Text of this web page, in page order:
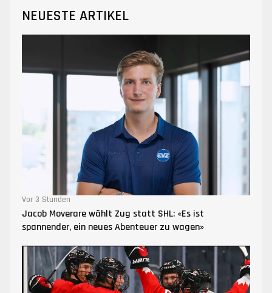
NEUESTE ARTIKEL
Vor 3 Stunden
Jacob Moverare wählt Zug statt SHL: «Es ist
spannender, ein neues Abenteuer zu wagen»